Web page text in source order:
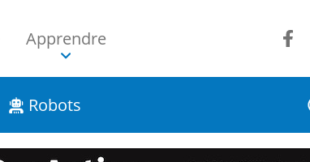
Apprendre
Robots